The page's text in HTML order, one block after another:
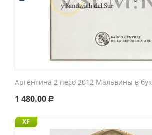
Аргентина 2 песо 2012 Мальвины в
1 480.00 Р
XF